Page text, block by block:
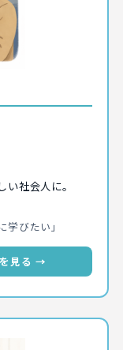
社会人に。
びたい」
見る →